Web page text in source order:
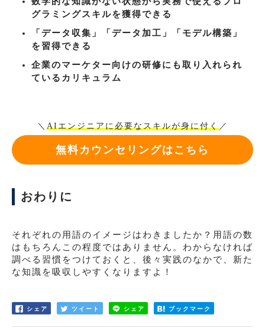
グラミングスキルを獲得できる
「データ収集」「データ加工」「モデル構築」
を習得できる
企業のマーケター向けの研修にも取り入れられ
ているカリキュラム
＼ AIエンジニアに必要なスキルが身に付く ／
無料カウンセリングはこちら
おわりに
それぞれの用語のイメージはわきましたか？用語の数
はもちろんこの程度ではありません。わからなければ
調べる習慣をつけておくと、後々実践のなかで、新た
な知識を吸収しやすくなりますよ！
シェア ツイート シェア ブックマーク